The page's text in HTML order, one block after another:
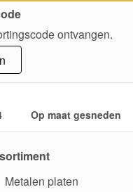
ontvangen.
Op maat gesneden
Metalen platen